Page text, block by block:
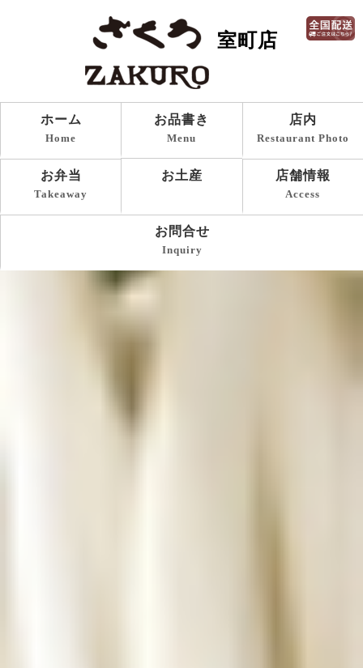
室町店
ホーム
Home
お品書き
Menu
店内
Restaurant Photo
お弁当
Takeaway
お土産 店舗情報
Access
お問合せ
Inquiry